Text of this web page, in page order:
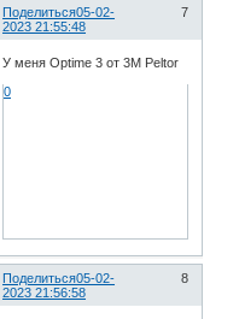
Поделиться 7
05-02-
2023 21:55:48
У меня Optime 3 от 3М Peltor
0
Поделиться 8
05-02-
2023 21:56:58